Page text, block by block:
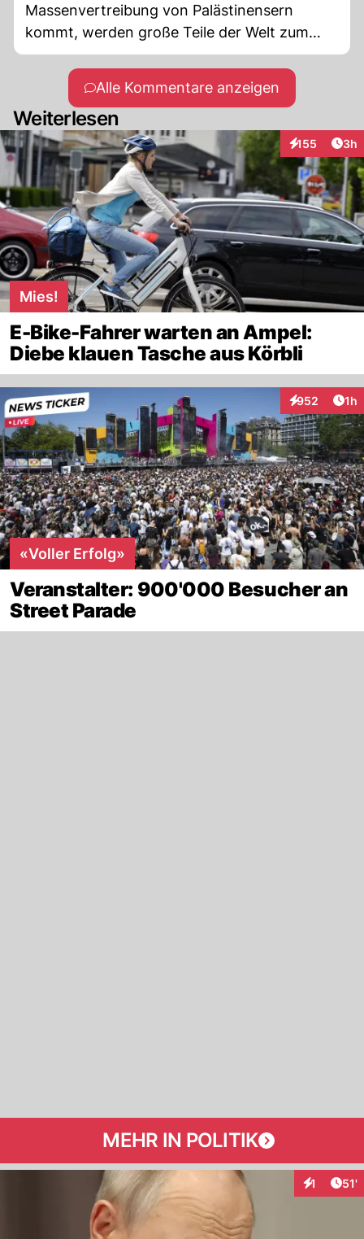
Massenvertreibung von Palästinensern
kommt, werden große Teile der Welt zum
Krisenherd mit ständigen Anschlägen und
Angst für den Durchschnittsbürger.
Alle Kommentare anzeigen
Weiterlesen
155
Interaktionen
3h
Mies!
E-Bike-Fahrer warten an Ampel:
Diebe klauen Tasche aus Körbli
952
Interaktionen
1h
«Voller Erfolg»
Veranstalter: 900'000 Besucher an
Street Parade
MEHR IN POLITIK
1 51'